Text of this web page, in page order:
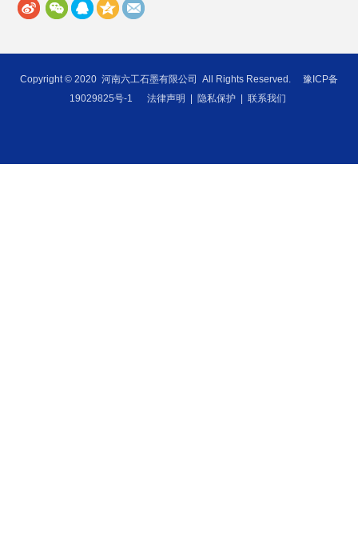
Copyright © 2020 河南六工石墨有限公司 All Rights Reserved.
豫ICP备
19029825号-1
法律声明 隐私保护 联系我们